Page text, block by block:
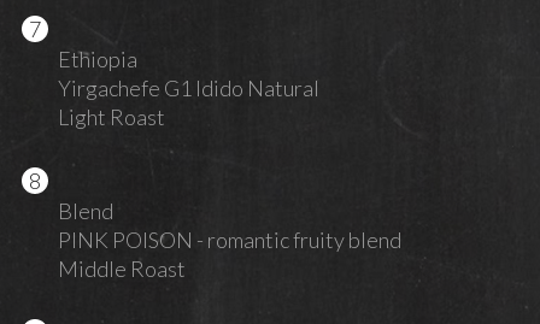
Ethiopia
Yirgachefe G1 Idido Natural
Light Roast
Blend
PINK POISON - romantic fruity blend
Middle Roast